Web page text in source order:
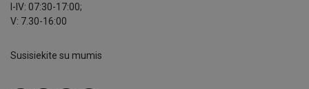
I-IV: 07:30-17:00;
V: 7.30-16:00
Susisiekite su mumis